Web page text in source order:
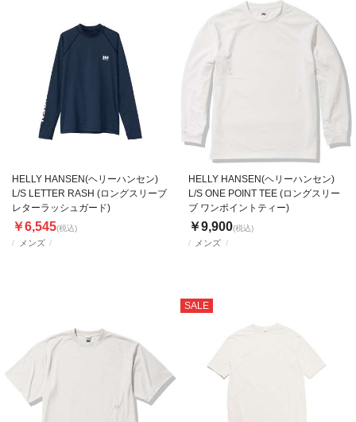
メンズ
HELLY HANSEN(ヘリーハンセン)
L/S LETTER RASH (ロングスリーブ
レターラッシュガード)
￥6,545(税込)
メンズ
HELLY HANSEN(ヘリーハンセン)
L/S ONE POINT TEE (ロングスリー
ブ ワンポイントティー)
￥9,900(税込)
SALE